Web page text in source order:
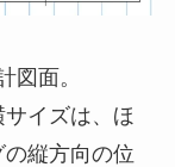
図面。
イズは、ほ
縦方向の位